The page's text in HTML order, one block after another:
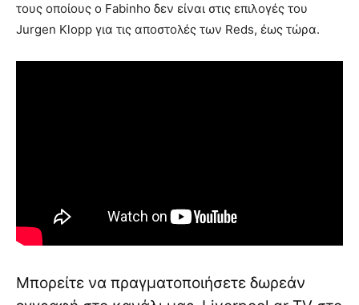
τους οποίους ο Fabinho δεν είναι στις επιλογές του
Jurgen Klopp για τις αποστολές των Reds, έως τώρα.
Μπορείτε να πραγματοποιήσετε δωρεάν